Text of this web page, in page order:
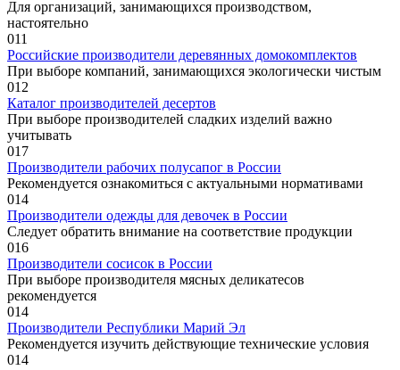
Для организаций, занимающихся производством,
настоятельно
011
Российские производители деревянных домокомплектов
При выборе компаний, занимающихся экологически чистым
012
Каталог производителей десертов
При выборе производителей сладких изделий важно
учитывать
017
Производители рабочих полусапог в России
Рекомендуется ознакомиться с актуальными нормативами
014
Производители одежды для девочек в России
Следует обратить внимание на соответствие продукции
016
Производители сосисок в России
При выборе производителя мясных деликатесов
рекомендуется
014
Производители Республики Марий Эл
Рекомендуется изучить действующие технические условия
014